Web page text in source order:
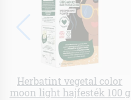
Herbatint vegetal color
moon light hajfesték 100 g